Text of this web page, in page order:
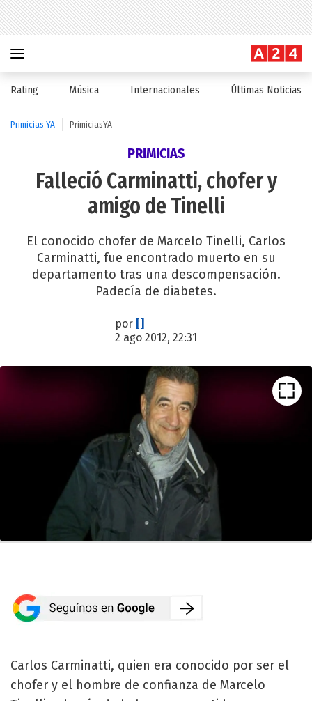
Rating Música Internacionales Últimas Noticias
Primicias YA PrimiciasYA
PRIMICIAS
Falleció Carminatti, chofer y
amigo de Tinelli
El conocido chofer de Marcelo Tinelli, Carlos
Carminatti, fue encontrado muerto en su
departamento tras una descompensación.
Padecía de diabetes.
por []
2 ago 2012, 22:31
Carlos Carminatti, quien era conocido por ser el
chofer y el hombre de confianza de Marcelo